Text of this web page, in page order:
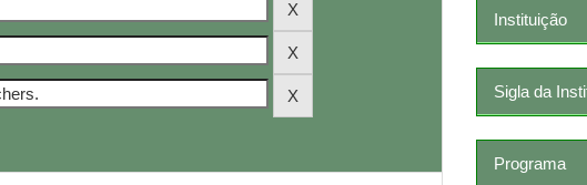
Instituição
Sigla da
Programa